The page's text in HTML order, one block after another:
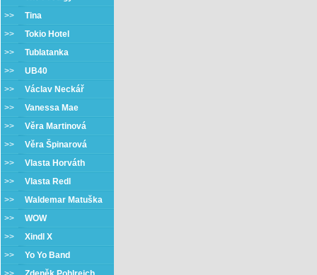
>> Tina
>> Tokio Hotel
>> Tublatanka
>> UB40
>> Václav Neckář
>> Vanessa Mae
>> Věra Martinová
>> Věra Špinarová
>> Vlasta Horváth
>> Vlasta Redl
>> Waldemar Matuška
>> WOW
>> Xindl X
>> Yo Yo Band